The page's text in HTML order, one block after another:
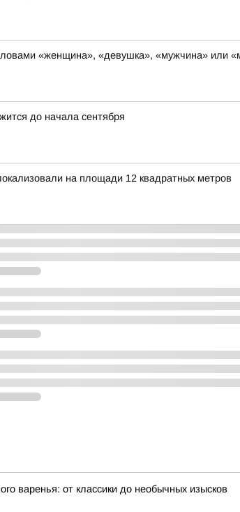
«женщина», «девушка», «мужчина» или
до начала сентября
на площади 12 квадратных метров
варенья: от классики до необычных изысков